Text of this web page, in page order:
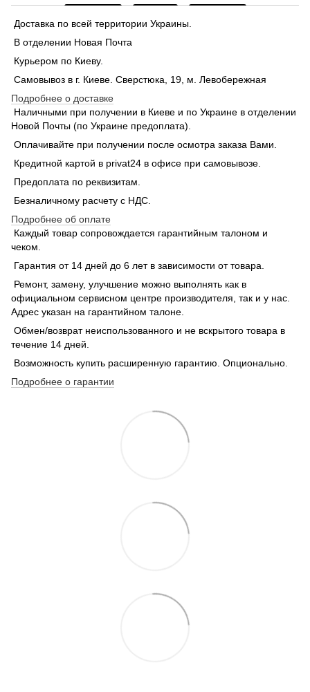
Доставка по всей территории Украины.
В отделении Новая Почта
Курьером по Киеву.
Самовывоз в г. Киеве. Сверстюка, 19, м. Левобережная
Подробнее о доставке
Наличными при получении в Киеве и по Украине в отделении
Новой Почты (по Украине предоплата).
Оплачивайте при получении после осмотра заказа Вами.
Кредитной картой в privat24 в офисе при самовывозе.
Предоплата по реквизитам.
Безналичному расчету с НДС.
Подробнее об оплате
Каждый товар сопровождается гарантийным талоном и
чеком.
Гарантия от 14 дней до 6 лет в зависимости от товара.
Ремонт, замену, улучшение можно выполнять как в
официальном сервисном центре производителя, так и у нас.
Адрес указан на гарантийном талоне.
Обмен/возврат неиспользованного и не вскрытого товара в
течение 14 дней.
Возможность купить расширенную гарантию. Опционально.
Подробнее о гарантии